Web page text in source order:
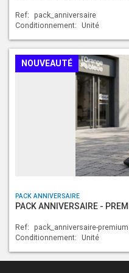
Ref: pack_anniversaire
Conditionnement: Unité
NOUVEAUTÉ
PACK ANNIVERSAIRE
PACK ANNIVERSAIRE -
Ref: pack_anniversaire-premium
Conditionnement: Unité